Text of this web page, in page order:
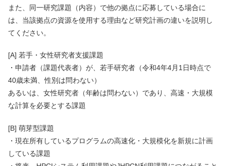
また、同一研究課題（内容）で他の拠点に応募している場合に
は、当該拠点の資源を使用する理由など研究計画の違いを説明し
てください。
[A] 若手・女性研究者支援課題
・申請者（課題代表者）が、若手研究者（令和4年4月1日時点で
40歳未満、性別は問わない）
あるいは、女性研究者（年齢は問わない）であり、高速・大規模
な計算を必要とする課題
[B] 萌芽型課題
・現在所有しているプログラムの高速化・大規模化を新規に計画
している課題